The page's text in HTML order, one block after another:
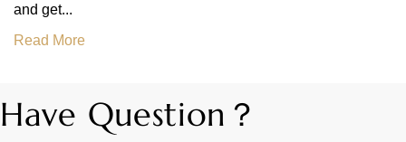
and get...
Read More
Have Question？